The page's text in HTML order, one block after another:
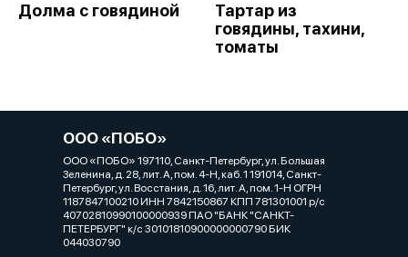
Долма с говядиной
Тартар из
говядины, тахини,
томаты
ООО «ПОБО»
ООО «ПОБО» 197110, Санкт-Петербург, ул. Большая
Зеленина, д. 28, лит. А, пом. 4-Н, каб. 1 191014, Санкт-
Петербург, ул. Восстания, д. 16, лит. А, пом. 1-Н ОГРН
1187847100210 ИНН 7842150867 КПП 781301001 р/с
40702810990100000939 ПАО "БАНК "САНКТ-
ПЕТЕРБУРГ" к/с 30101810900000000790 БИК
044030790